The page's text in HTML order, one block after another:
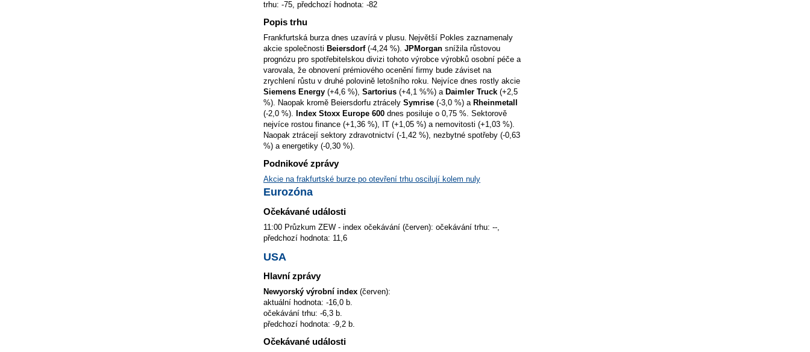
trhu: -75, předchozí hodnota: -82
Popis trhu
Frankfurtská burza dnes uzavírá v plusu. Největší Pokles zaznamenaly
akcie společnosti Beiersdorf(-4,24 %). JPMorgan snížila růstovou
prognózu pro spotřebitelskou divizi tohoto výrobce výrobků osobní péče a
varovala, že obnovení prémiového ocenění firmy bude záviset na
zrychlení růstu v druhé polovině letošního roku. Nejvíce dnes rostly akcie
Siemens Energy (+4,6 %), Sartorius (+4,1 %%) aDaimler Truck (+2,5
%). Naopak kromě Beiersdorfu ztrácely Symrise (-3,0 %) a Rheinmetall
(-2,0 %). Index Stoxx Europe 600 dnes posiluje o 0,75 %. Sektorově
nejvíce rostou finance (+1,36 %), IT (+1,05 %) a nemovitosti (+1,03 %).
Naopak ztrácejí sektory zdravotnictví (-1,42 %), nezbytné spotřeby (-0,63
%) a energetiky (-0,30 %).
Podnikové zprávy
Akcie na frakfurtské burze po otevření trhu oscilují kolem nuly
Eurozóna
Očekávané události
11:00 Průzkum ZEW - index očekávání (červen): očekávání trhu: --,
předchozí hodnota: 11,6
USA
Hlavní zprávy
Newyorský výrobní index (červen):
aktuální hodnota: -16,0 b.
očekávání trhu: -6,3 b.
předchozí hodnota: -9,2 b.
Očekávané události